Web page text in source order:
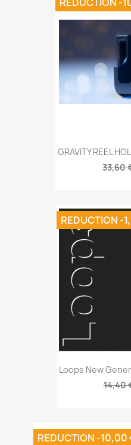
GRAVITY REEL
33,60
Loops New
14,40
REDUCTION -
REDUCTION -10,00